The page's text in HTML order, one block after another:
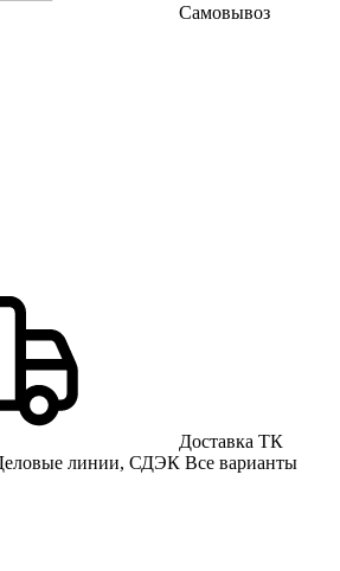
Самовывоз
Доставка ТК
линии, СДЭК Все варианты